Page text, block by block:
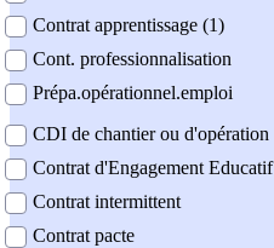
Contrat apprentissage (1)
Cont. professionnalisation
Prépa.opérationnel.emploi
CDI de chantier ou d'opération
Contrat d'Engagement Educatif
Contrat intermittent
Contrat pacte